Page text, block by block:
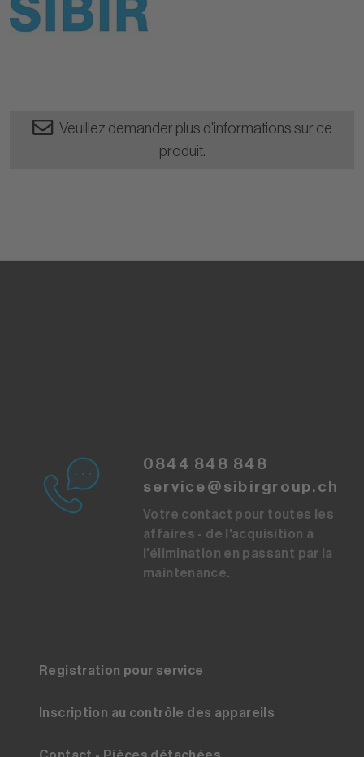
Veuillez demander plus d'informations sur ce
produit.
0844 848 848
service@sibirgroup.ch
Votre contact pour toutes les
affaires - de l'acquisition à
l'élimination en passant par la
maintenance.
Registration pour service
Inscription au contrôle des appareils